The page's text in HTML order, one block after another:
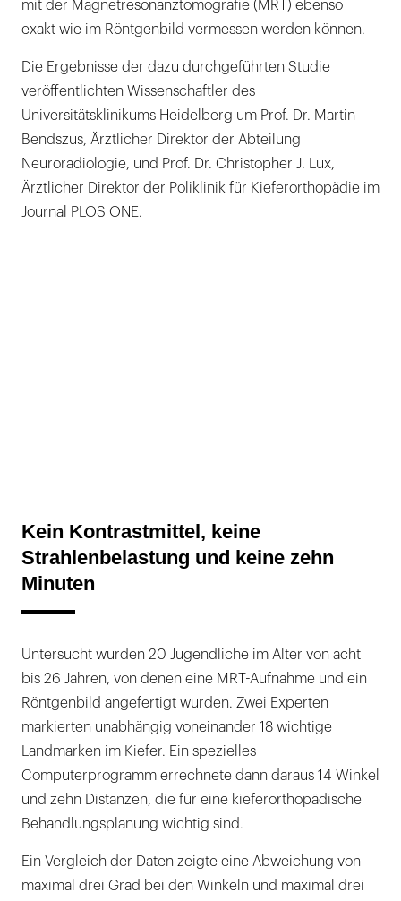
mit der Magnetresonanztomografie (MRT) ebenso
exakt wie im Röntgenbild vermessen werden können.
Die Ergebnisse der dazu durchgeführten Studie
veröffentlichten Wissenschaftler des
Universitätsklinikums Heidelberg um Prof. Dr. Martin
Bendszus, Ärztlicher Direktor der Abteilung
Neuroradiologie, und Prof. Dr. Christopher J. Lux,
Ärztlicher Direktor der Poliklinik für Kieferorthopädie im
Journal PLOS ONE.
Kein Kontrastmittel, keine
Strahlenbelastung und keine zehn
Minuten
Untersucht wurden 20 Jugendliche im Alter von acht
bis 26 Jahren, von denen eine MRT-Aufnahme und ein
Röntgenbild angefertigt wurden. Zwei Experten
markierten unabhängig voneinander 18 wichtige
Landmarken im Kiefer. Ein spezielles
Computerprogramm errechnete dann daraus 14 Winkel
und zehn Distanzen, die für eine kieferorthopädische
Behandlungsplanung wichtig sind.
Ein Vergleich der Daten zeigte eine Abweichung von
maximal drei Grad bei den Winkeln und maximal drei